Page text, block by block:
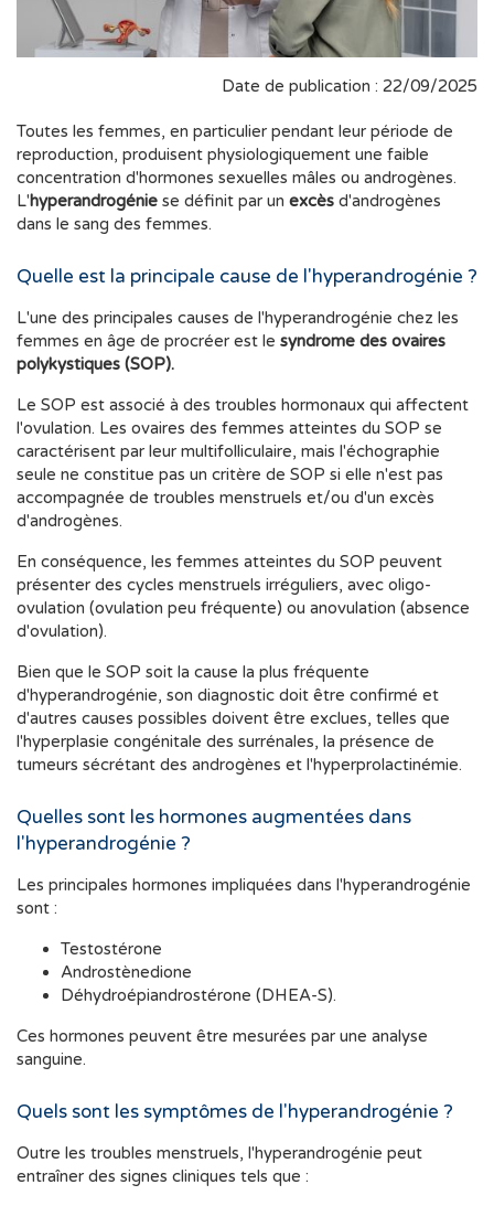
Date de publication : 22/09/2025
Toutes les femmes, en particulier pendant leur période de
reproduction, produisent physiologiquement une faible
concentration d'hormones sexuelles mâles ou androgènes.
L'hyperandrogénie se définit par un excès d'androgènes
dans le sang des femmes.
Quelle est la principale cause de l'hyperandrogénie ?
L'une des principales causes de l'hyperandrogénie chez les
femmes en âge de procréer est le syndrome des ovaires
polykystiques (SOP).
Le SOP est associé à des troubles hormonaux qui affectent
l'ovulation. Les ovaires des femmes atteintes du SOP se
caractérisent par leur multifolliculaire, mais l'échographie
seule ne constitue pas un critère de SOP si elle n'est pas
accompagnée de troubles menstruels et/ou d'un excès
d'androgènes.
En conséquence, les femmes atteintes du SOP peuvent
présenter des cycles menstruels irréguliers, avec oligo-
ovulation (ovulation peu fréquente) ou anovulation (absence
d'ovulation).
Bien que le SOP soit la cause la plus fréquente
d'hyperandrogénie, son diagnostic doit être confirmé et
d'autres causes possibles doivent être exclues, telles que
l'hyperplasie congénitale des surrénales, la présence de
tumeurs sécrétant des androgènes et l'hyperprolactinémie.
Quelles sont les hormones augmentées dans
l'hyperandrogénie ?
Les principales hormones impliquées dans l'hyperandrogénie
sont :
Testostérone
Androstènedione
Déhydroépiandrostérone (DHEA-S).
Ces hormones peuvent être mesurées par une analyse
sanguine.
Quels sont les symptômes de l'hyperandrogénie ?
Outre les troubles menstruels, l'hyperandrogénie peut
entraîner des signes cliniques tels que :